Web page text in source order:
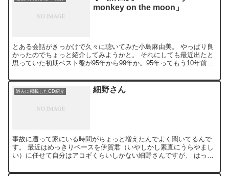
monkey on the moon」
とある会話がきっかけで久々に聴いてみた小島麻由美。 やっぱり良
かったのでちょっと紹介してみようかと。 それにしても最近出たと
思っていた初期ベスト盤が95年から99年か。95年ってもう10年前だ
過去に掲載したCD紹介 細野さん
事故に遭って家にいる時間がちょっと増えたんでよく聞いてるんで
す。 最近はめっきりベースを伊賀君（いやしかし素直にうらやまし
い）に任せて自分はアコギくらいしかない細野さんですが、 はっぴ